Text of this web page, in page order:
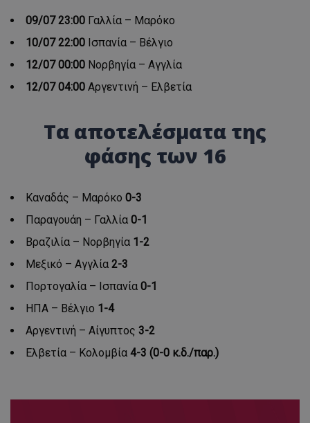
09/07 23:00 Γαλλία – Μαρόκο
10/07 22:00 Ισπανία – Βέλγιο
12/07 00:00 Νορβηγία – Αγγλία
12/07 04:00 Αργεντινή – Ελβετία
Τα αποτελέσματα της
φάσης των 16
Καναδάς – Μαρόκο 0-3
Παραγουάη – Γαλλία 0-1
Βραζιλία – Νορβηγία 1-2
Μεξικό – Αγγλία 2-3
Πορτογαλία – Ισπανία 0-1
ΗΠΑ – Βέλγιο 1-4
Αργεντινή – Αίγυπτος 3-2
Ελβετία – Κολομβία 4-3 (0-0 κ.δ./παρ.)